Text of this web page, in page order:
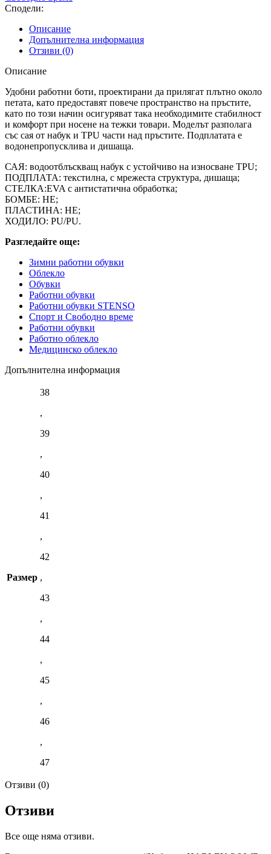
Сподели:
Описание
Допълнителна информация
Отзиви (0)
Описание
Удобни работни боти, проектирани да прилягат плътно около
петата, като предоставят повече пространство на пръстите,
като по този начин осигуряват така необходимите стабилност
и комфорт при носене на тежки товари. Моделът разполага
със сая от набук и TPU части над пръстите. Подплатата е
водонепропусклива и дишаща.
САЯ: водоотблъскващ набук с устойчиво на износване TPU;
ПОДПЛАТА: текстилна, с мрежеста структура, дишаща;
СТЕЛКА:EVA с антистатична обработка;
БОМБЕ: НЕ;
ПЛАСТИНА: НЕ;
ХОДИЛО: PU/PU.
Разгледайте още:
Зимни работни обувки
Облекло
Обувки
Работни обувки
Работни обувки STENSO
Спорт и Свободно време
Работни обувки
Работно облекло
Медицинско облекло
Допълнителна информация
Размер
38
,
39
,
40
,
41
,
42
,
43
,
44
,
45
,
46
,
47
Отзиви (0)
Отзиви
Все още няма отзиви.